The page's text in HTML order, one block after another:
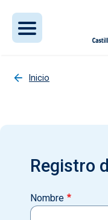
Inicio
Registro
Nombre